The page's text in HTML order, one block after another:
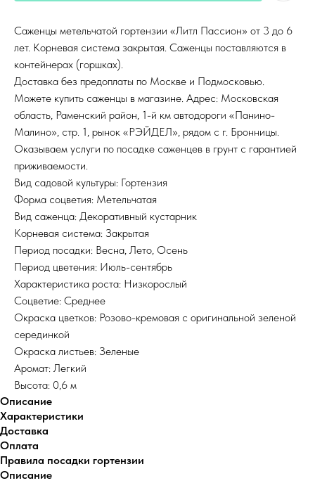
Саженцы метельчатой гортензии «Литл Пассион» от 3 до 6
лет. Корневая система закрытая. Саженцы поставляются в
контейнерах (горшках).
Доставка без предоплаты по Москве и Подмосковью.
Можете купить саженцы в магазине. Адрес: Московская
область, Раменский район, 1-й км автодороги «Панино-
Малино», стр. 1, рынок «РЭЙДЕЛ», рядом с г. Бронницы.
Оказываем услуги по посадке саженцев в грунт с гарантией
приживаемости.
Вид садовой культуры: Гортензия
Форма соцветия: Метельчатая
Вид саженца: Декоративный кустарник
Корневая система: Закрытая
Период посадки: Весна, Лето, Осень
Период цветения: Июль-сентябрь
Характеристика роста: Низкорослый
Соцветие: Среднее
Окраска цветков: Розово-кремовая с оригинальной зеленой
серединкой
Окраска листьев: Зеленые
Аромат: Легкий
Высота: 0,6 м
Описание
Характеристики
Доставка
Оплата
Правила посадки гортензии
Описание